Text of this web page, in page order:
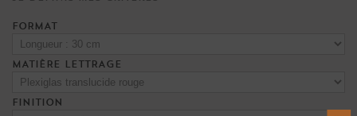
FORMAT
MATIÈRE LETTRAGE
FINITION